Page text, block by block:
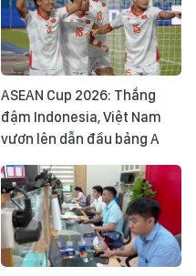
ASEAN Cup 2026: Thắng
đậm Indonesia, Việt Nam
vươn lên dẫn đầu bảng A